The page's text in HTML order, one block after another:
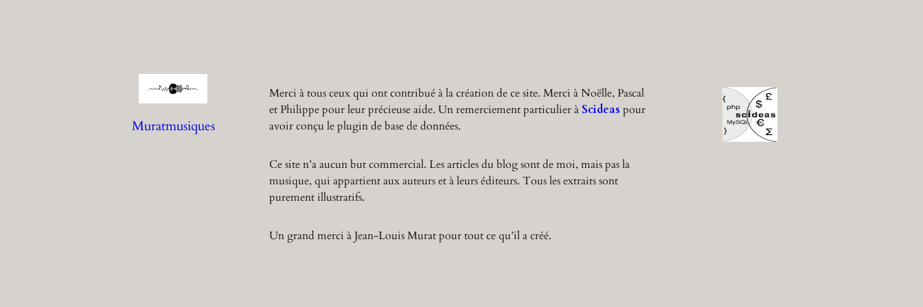
Muratmusiques
Merci à tous ceux qui ont contribué à la création de ce site. Merci à Noëlle, Pascal
et Philippe pour leur précieuse aide. Un remerciement particulier à Scideas pour
avoir conçu le plugin de base de données.
Ce site n’a aucun but commercial. Les articles du blog sont de moi, mais pas la
musique, qui appartient aux auteurs et à leurs éditeurs. Tous les extraits sont
purement illustratifs.
Un grand merci à Jean-Louis Murat pour tout ce qu’il a créé.